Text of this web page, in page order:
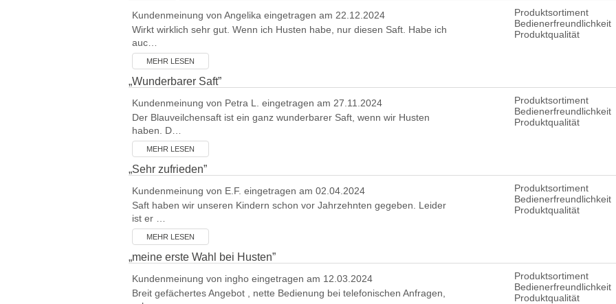
Produktsortiment
Bedienerfreundlichkeit
Produktqualität
Kundenmeinung von Angelika eingetragen am 22.12.2024
Wirkt wirklich sehr gut. Wenn ich Husten habe, nur diesen Saft. Habe ich
auc…
MEHR LESEN
„Wunderbarer Saft”
Produktsortiment
Bedienerfreundlichkeit
Produktqualität
Kundenmeinung von Petra L.
eingetragen am 27.11.2024
Der Blauveilchensaft ist ein ganz wunderbarer Saft, wenn wir Husten
haben. D…
MEHR LESEN
„Sehr zufrieden”
Produktsortiment
Bedienerfreundlichkeit
Produktqualität
Kundenmeinung von E.F. eingetragen am 02.04.2024
Saft haben wir unseren Kindern schon vor Jahrzehnten gegeben. Leider
ist er …
MEHR LESEN
„meine erste Wahl bei Husten”
Produktsortiment
Bedienerfreundlichkeit
Produktqualität
Kundenmeinung von ingho eingetragen am 12.03.2024
Breit gefächertes Angebot , nette Bedienung bei telefonischen Anfragen,